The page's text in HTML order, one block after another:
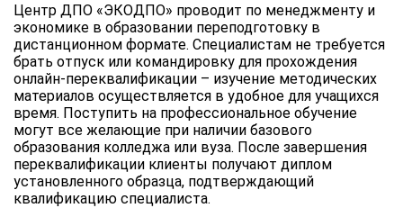
Центр ДПО «ЭКОДПО» проводит по менеджменту и
экономике в образовании переподготовку в
дистанционном формате. Специалистам не требуется
брать отпуск или командировку для прохождения
онлайн-переквалификации – изучение методических
материалов осуществляется в удобное для учащихся
время. Поступить на профессиональное обучение
могут все желающие при наличии базового
образования колледжа или вуза. После завершения
переквалификации клиенты получают диплом
установленного образца, подтверждающий
квалификацию специалиста.